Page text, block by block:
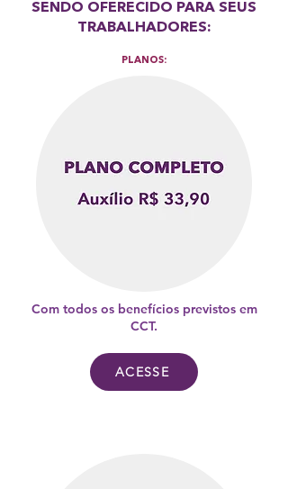
SENDO OFERECIDO PARA SEUS
TRABALHADORES:
PLANOS:
Com todos os benefícios previstos em
CCT.
ACESSE